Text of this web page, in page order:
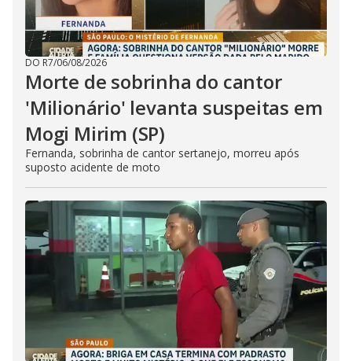
DO R7/06/08/2026
Morte de sobrinha do cantor
'Milionário' levanta suspeitas em
Mogi Mirim (SP)
Fernanda, sobrinha de cantor sertanejo, morreu após
suposto acidente de moto